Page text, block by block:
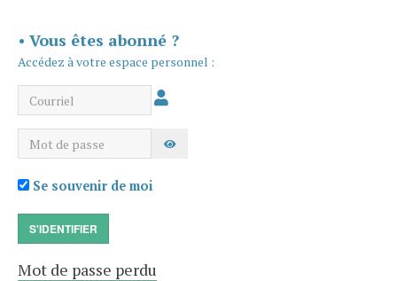
• Vous êtes abonné ?
Accédez à votre espace personnel :
Courriel
Mot de passe AFFICHER LE MOT DE PASSE
Se souvenir de moi
S'IDENTIFIER
Mot de passe perdu